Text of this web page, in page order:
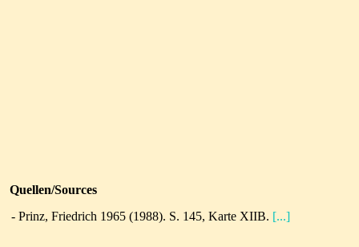
Quellen/Sources
- Prinz, Friedrich 1965 (1988). S. 145, Karte XIIB. [...]